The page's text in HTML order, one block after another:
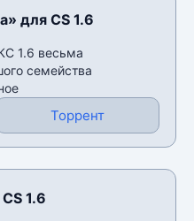
для CS 1.6
1.6 весьма
семейства
Торрент
1.6